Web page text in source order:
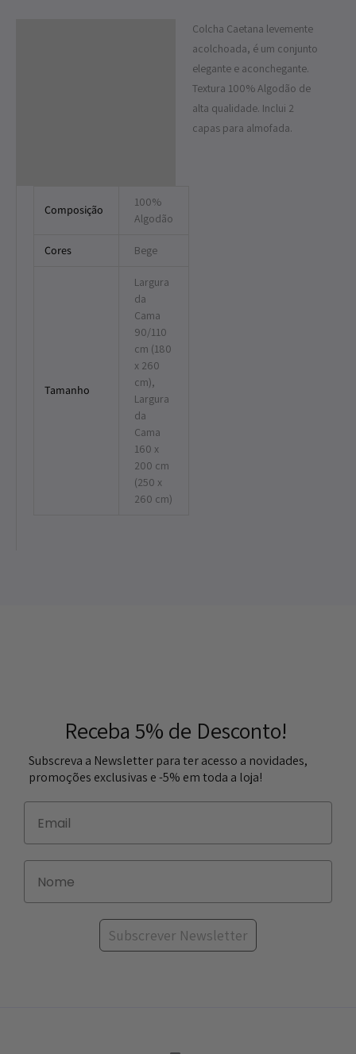
Colcha Caetana levemente
acolchoada, é um conjunto
elegante e aconchegante.
Textura 100% Algodão de
alta qualidade. Inclui 2
capas para almofada.
Composição
100%
Algodão
Cores Bege
Tamanho
Largura
da
Cama
90/110
cm (180
x 260
cm),
Largura
da
Cama
160 x
200 cm
(250 x
260 cm)
Receba 5% de Desconto!
Subscreva a Newsletter para ter acesso a novidades,
promoções exclusivas e -5% em toda a loja!
Subscrever Newsletter